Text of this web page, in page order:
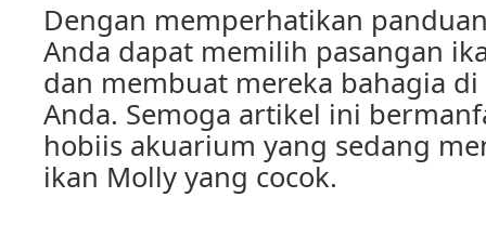
Dengan memperhatikan
Anda dapat memilih pasangan
dan membuat mereka bahagia
Anda. Semoga artikel ini
hobiis akuarium yang sedang
ikan Molly yang cocok.